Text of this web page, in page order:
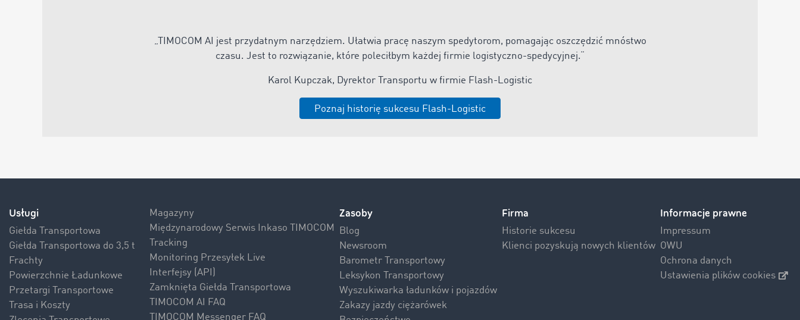
„TIMOCOM AI jest przydatnym narzędziem. Ułatwia pracę naszym spedytorom, pomagając oszczędzić mnóstwo
czasu. Jest to rozwiązanie, które poleciłbym każdej firmie logistyczno-spedycyjnej.“
Karol Kupczak, Dyrektor Transportu w firmie Flash-Logistic
Poznaj historię sukcesu Flash-Logistic
Usługi
Giełda Transportowa
Giełda Transportowa do 3,5 t
Frachty
Powierzchnie Ładunkowe
Przetargi Transportowe
Trasa i Koszty
Magazyny
Międzynarodowy Serwis Inkaso TIMOCOM
Tracking
Monitoring Przesyłek Live
Interfejsy (API)
Zamknięta Giełda Transportowa
TIMOCOM AI FAQ
TIMOCOM Messenger FAQ
Zasoby
Blog
Newsroom
Barometr Transportowy
Leksykon Transportowy
Wyszukiwarka ładunków i pojazdów
Zakazy jazdy ciężarówek
Firma
Historie sukcesu
Klienci pozyskują nowych klientów
Informacje prawne
Impressum
OWU
Ochrona danych
Ustawienia plików cookies